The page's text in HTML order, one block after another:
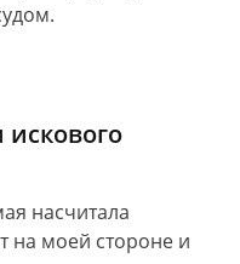
насчитала
на моей стороне и